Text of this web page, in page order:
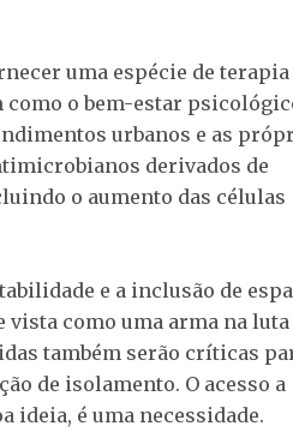
uma espécie de terapia
como o bem-estar
urbanos e as
derivados de
o aumento das células
e a inclusão de
como uma arma na luta
também serão críticas
de isolamento. O acesso a
ideia, é uma necessidade.